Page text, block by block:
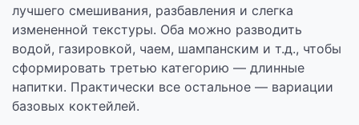
лучшего смешивания, разбавления и слегка
измененной текстуры. Оба можно разводить
водой, газировкой, чаем, шампанским и т.д., чтобы
сформировать третью категорию — длинные
напитки. Практически все остальное — вариации
базовых коктейлей.